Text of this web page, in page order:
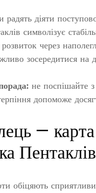
радять діяти
символізує
через
зосередитися на
не поспішайте з
допоможе
—
Пентаклів
обіцяють